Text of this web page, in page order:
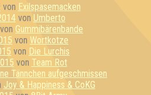
von Exilspasemacken
von Umberto
von Gummibärenbande
von Wortkotze
von Die Lurchis
von Team Rot
Tännchen aufgeschmissen
Joy & Happiness & CoKG